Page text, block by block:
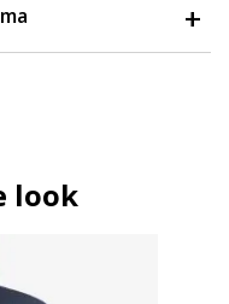
look